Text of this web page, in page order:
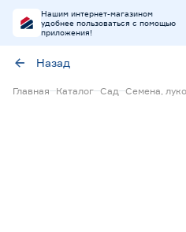
Нашим интернет-магазином
удобнее пользоваться с помощью
приложения!
Назад
Главная Каталог Сад Семена,